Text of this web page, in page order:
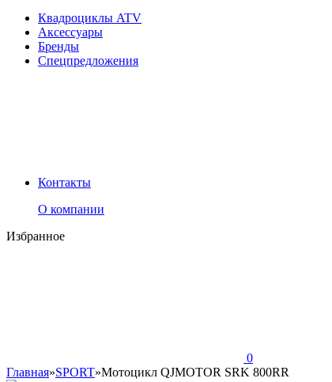
Квадроциклы ATV
Аксессуары
Бренды
Спецпредложения
Контакты
О компании
Избранное
0
Главная»SPORT»Мотоцикл QJMOTOR SRK 800RR